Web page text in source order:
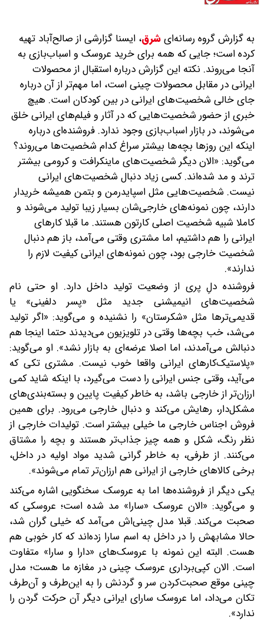
به گزارش گروه رسانه‌ایشرق، ایسنا گزارشی از صالح‌آباد تهیه
کرده است؛ جایی که همه برای خرید عروسک و اسباب‌بازی به
آنجا می‌روند. نکته این گزارش درباره استقبال از محصولات
ایرانی در مقابل محصولات چینی است، اما مهم‌تر از آن درباره
جای خالی شخصیت‌های ایرانی در بین کودکان است. هیچ
خبری از حضور شخصیت‌هایی که در آثار و فیلم‌های ایرانی خلق
می‌شوند، در بازار اسباب‌بازی وجود ندارد. فروشنده‌ای درباره
اینکه این روزها بچه‌ها بیشتر سراغ کدام شخصیت‌ها می‌روند؟
می‌گوید: «الان دیگر شخصیت‌های ماینکرافت و کرومی بیشتر
ترند و مد شده‌اند. کسی زیاد دنبال شخصیت‌های ایرانی
نیست. شخصیت‌هایی مثل اسپایدرمن و بتمن همیشه خریدار
دارند، چون نمونه‌های خارجی‌شان بسیار زیبا تولید می‌شوند و
کاملا شبیه شخصیت اصلی کارتون هستند. ما قبلا کارهای
ایرانی را هم داشتیم، اما مشتری وقتی می‌آمد، باز هم دنبال
شخصیت خارجی بود، چون نمونه‌های ایرانی کیفیت لازم را
ندارند».
فروشنده دلِ پری از وضعیت تولید داخل دارد. او حتی نام
شخصیت‌های انیمیشنی جدید مثل «پسر دلفینی» یا
قدیمی‌ترها مثل «شکرستان» را نشنیده و می‌گوید: «اگر تولید
می‌شد، خب بچه‌ها وقتی در تلویزیون می‌دیدند حتما اینجا هم
دنبالش می‌آمدند، اما اصلا عرضه‌ای به بازار نشد». او می‌گوید:
«پلاستیک‌کارهای ایرانی واقعا خوب نیست. مشتری تکی که
می‌آید، وقتی جنس ایرانی را دست می‌گیرد، با اینکه شاید کمی
ارزان‌تر از خارجی باشد، به خاطر کیفیت پایین و بسته‌بندی‌های
مشکل‌دار، رهایش می‌کند و دنبال خارجی می‌رود. برای همین
فروش اجناس خارجی ما خیلی بیشتر است. تولیدات خارجی از
نظر رنگ، شکل و همه‌ چیز جذاب‌تر هستند و بچه را مشتاق
می‌کنند. از طرفی، به خاطر گرانی شدید مواد اولیه در داخل،
برخی کالاهای خارجی از ایرانی هم ارزان‌تر تمام می‌شوند».
یکی دیگر از فروشنده‌ها اما به عروسک سخنگویی اشاره می‌کند
و می‌گوید: «الان عروسک «سارا» مد شده است؛ عروسکی که
صحبت می‌کند. قبلا مدل چینی‌اش می‌آمد که خیلی گران شد،
حالا مشابهش را در داخل به اسم سارا زده‌اند که کار خوبی هم
هست. البته این نمونه با عروسک‌های «دارا و سارا» متفاوت
است. الان کپی‌برداری عروسک چینی در مغازه ما هست؛ مدل
چینی موقع صحبت‌کردن سر و گردنش را به این‌طرف و آن‌طرف
تکان می‌داد، اما عروسک سارای ایرانی دیگر آن حرکت گردن را
ندارد».